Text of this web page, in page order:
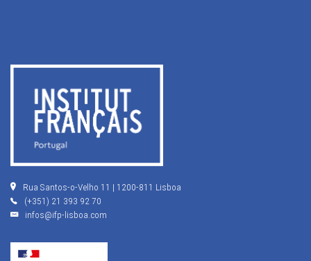
Rua Santos-o-Velho 11 | 1200-811 Lisboa
(+351) 21 393 92 70
infos@ifp-lisboa.com